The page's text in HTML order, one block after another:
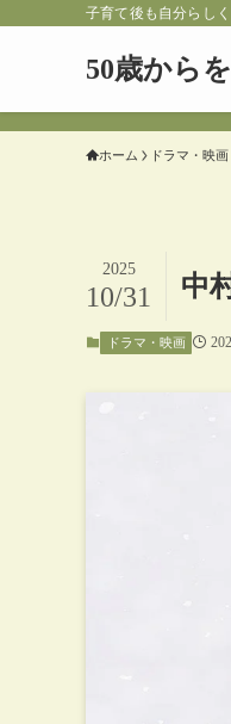
子育て後も自分らし
50歳から
ホーム ドラマ・映画
中
2025
10/31
ドラマ・映画